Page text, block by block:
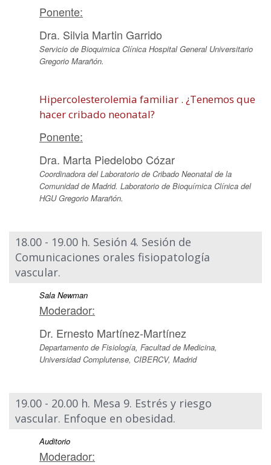
Ponente:
Dra. Silvia Martin Garrido
Servicio de Bioquimica Clínica Hospital General Universitario
Gregorio Marañón.
Hipercolesterolemia familiar . ¿Tenemos que
hacer cribado neonatal?
Ponente:
Dra. Marta Piedelobo Cózar
Coordinadora del Laboratorio de Cribado Neonatal de la
Comunidad de Madrid. Laboratorio de Bioquímica Clínica del
HGU Gregorio Marañón.
18.00 - 19.00 h. Sesión 4. Sesión de
Comunicaciones orales fisiopatología
vascular.
Sala Newman
Moderador:
Dr. Ernesto Martínez-Martínez
Departamento de Fisiología, Facultad de Medicina,
Universidad Complutense, CIBERCV, Madrid
19.00 - 20.00 h. Mesa 9. Estrés y riesgo
vascular. Enfoque en obesidad.
Auditorio
Moderador: